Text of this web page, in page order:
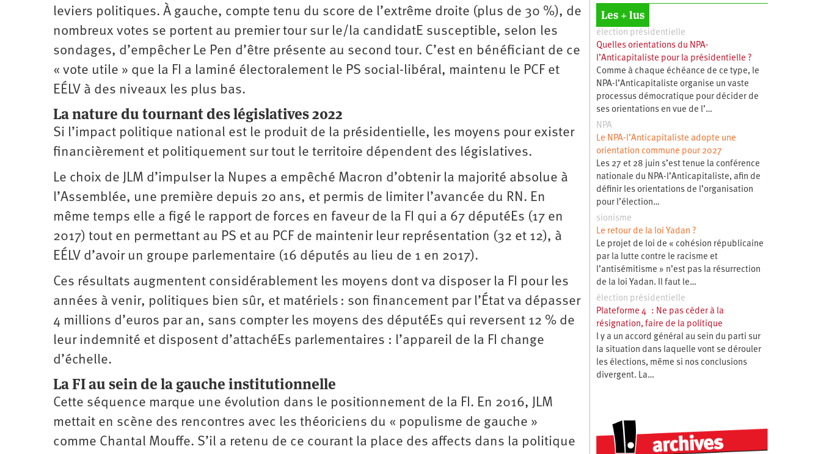
leviers politiques. À gauche, compte tenu du score de l’extrême droite (plus de 30 %), de
nombreux votes se portent au premier tour sur le/la candidatE susceptible, selon les
sondages, d’empêcher Le Pen d’être présente au second tour. C’est en bénéficiant de ce
« vote utile » que la FI a laminé électoralement le PS social-libéral, maintenu le PCF et
EÉLV à des niveaux les plus bas.
La nature du tournant des législatives 2022
Si l’impact politique national est le produit de la présidentielle, les moyens pour exister
financièrement et politiquement sur tout le territoire dépendent des législatives.
Le choix de JLM d’impulser la Nupes a empêché Macron d’obtenir la majorité absolue à
l’Assemblée, une première depuis 20 ans, et permis de limiter l’avancée du RN. En
même temps elle a figé le rapport de forces en faveur de la FI qui a 67 députéEs (17 en
2017) tout en permettant au PS et au PCF de maintenir leur représentation (32 et 12), à
EÉLV d’avoir un groupe parlementaire (16 députés au lieu de 1 en 2017).
Ces résultats augmentent considérablement les moyens dont va disposer la FI pour les
années à venir, politiques bien sûr, et matériels : son financement par l’État va dépasser
4 millions d’euros par an, sans compter les moyens des députéEs qui reversent 12 % de
leur indemnité et disposent d’attachéEs parlementaires : l’appareil de la FI change
d’échelle.
La FI au sein de la gauche institutionnelle
Cette séquence marque une évolution dans le positionnement de la FI. En 2016, JLM
mettait en scène des rencontres avec les théoriciens du « populisme de gauche »
comme Chantal Mouffe. S’il a retenu de ce courant la place des affects dans la politique
Les + lus
élection présidentielle
Quelles orientations du NPA-
l’Anticapitaliste pour la présidentielle ?
Comme à chaque échéance de ce type, le
NPA-l’Anticapitaliste organise un vaste
processus démocratique pour décider de
ses orientations en vue de l’…
NPA
Le NPA-l’Anticapitaliste adopte une
orientation commune pour 2027
Les 27 et 28 juin s’est tenue la conférence
nationale du NPA-l’Anticapitaliste, afin de
définir les orientations de l’organisation
pour l’élection…
sionisme
Le retour de la loi Yadan ?
Le projet de loi de « cohésion républicaine
par la lutte contre le racisme et
l’antisémitisme » n’est pas la résurrection
de la loi Yadan. Il faut le…
élection présidentielle
Plateforme 4 : Ne pas céder à la
résignation, faire de la politique
l y a un accord général au sein du parti sur
la situation dans laquelle vont se dérouler
les élections, même si nos conclusions
divergent. La…